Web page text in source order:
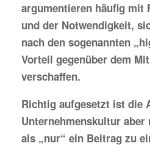
argumentieren häufig mit
und der Notwendigkeit,
nach den sogenannten
Vorteil gegenüber dem
verschaffen.
Richtig aufgesetzt ist die
Unternehmenskultur
als „nur“ ein Beitrag zu